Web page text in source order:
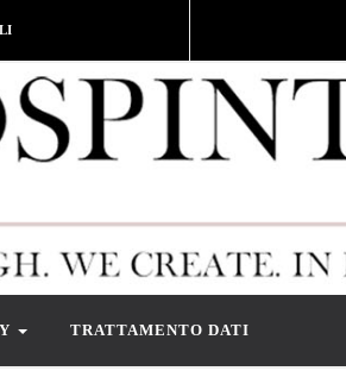
TRATTAMENTO DATI